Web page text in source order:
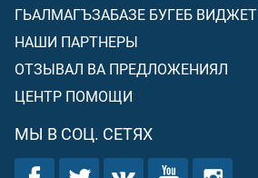
ГЬАЛМАГЪЗАБАЗЕ БУГЕБ ВИДЖЕТ
НАШИ ПАРТНЕРЫ
ОТЗЫВАЛ ВА ПРЕДЛОЖЕНИЯЛ
ЦЕНТР ПОМОЩИ
МЫ В СОЦ. СЕТЯХ